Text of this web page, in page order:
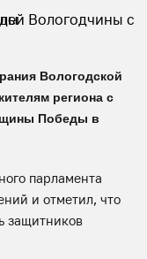
Вологодской
региона с
Победы в
парламента
и отметил, что
защитников